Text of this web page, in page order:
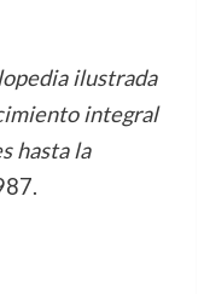
ilustrada
integral
hasta la